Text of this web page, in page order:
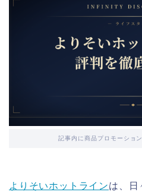
記事内に商品プロモーショ
よりそいホットラインは、日